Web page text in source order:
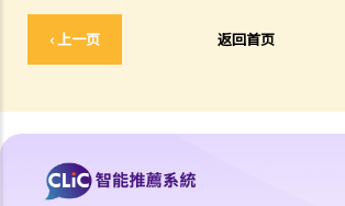
‹ 上一页 返回首页